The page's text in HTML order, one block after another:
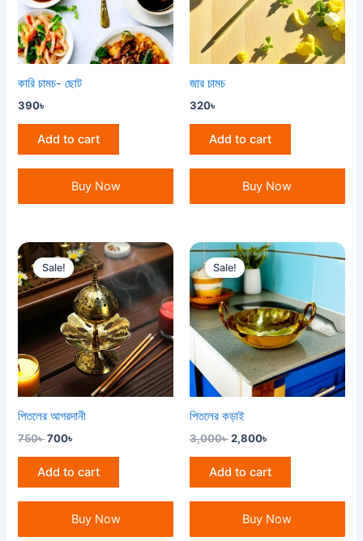
কারি চামচ- ছোট
390৳
Add to cart
Buy Now
জার চামচ
320৳
Add to cart
Buy Now
Sale!
পিতলের আগরদানী
750৳
Original
price
was:
750৳ .
700৳
Current
price
is:
700৳ .
Add to cart
Buy Now
Sale!
পিতলের কড়াই
3,000৳
Original
price
was:
3,000৳ .
2,800৳
Current
price
is:
2,800৳ .
Add to cart
Buy Now